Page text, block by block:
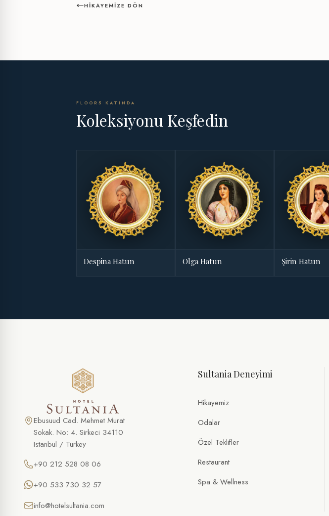
HIKAYEMIZE DÖN
FLOOR5 KATINDA
Koleksiyonu Keşfedin
Despina Hatun Olga Hatun Şirin Hatun
Ebusuud Cad. Mehmet Murat
Sokak. No: 4. Sirkeci 34110
Istanbul / Turkey
+90 212 528 08 06
+90 533 730 32 57
info@hotelsultania.com
Sultania Deneyimi
Hikayemiz
Odalar
Özel Teklifler
Restaurant
Spa & Wellness